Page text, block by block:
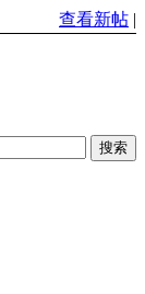
查看新帖 |